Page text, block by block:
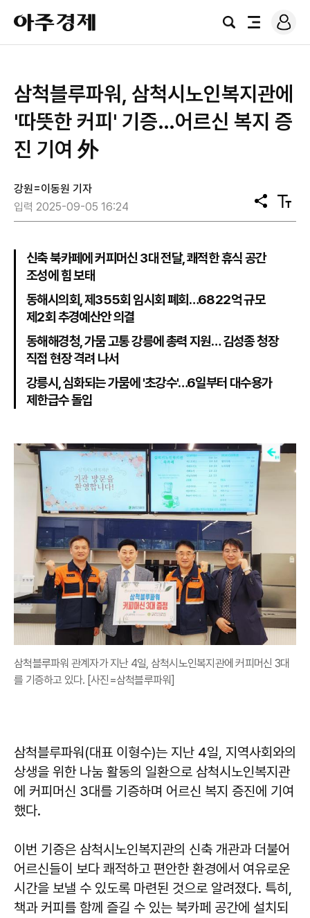
아
주
경
검
전
로
그
삼척블루파워, 삼척시노인복지관에
'따뜻한 커피' 기증…어르신 복지 증
진 기여 外
강원=이동원 기자
입력 2025-09-05 16:24
공
유
텍
스
신축 북카페에 커피머신 3대 전달, 쾌적한 휴식 공간
조성에 힘 보태
동해시의회, 제355회 임시회 폐회…6822억 규모
제2회 추경예산안 의결
동해해경청, 가뭄 고통 강릉에 총력 지원… 김성종 청장
직접 현장 격려 나서
강릉시, 심화되는 가뭄에 '초강수'…6일부터 대수용가
제한급수 돌입
삼척블루파워 관계자가 지난 4일, 삼척시노인복지관에 커피머신 3대
를 기증하고 있다. [사진=삼척블루파워]
삼척블루파워(대표 이형수)는 지난 4일, 지역사회와의
상생을 위한 나눔 활동의 일환으로 삼척시노인복지관
에 커피머신 3대를 기증하며 어르신 복지 증진에 기여
했다.
이번 기증은 삼척시노인복지관의 신축 개관과 더불어
어르신들이 보다 쾌적하고 편안한 환경에서 여유로운
시간을 보낼 수 있도록 마련된 것으로 알려졌다. 특히,
책과 커피를 함께 즐길 수 있는 북카페 공간에 설치되